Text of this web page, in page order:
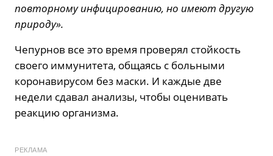
повторному инфицированию, но имеют другую
природу».
Чепурнов все это время проверял стойкость
своего иммунитета, общаясь с больными
коронавирусом без маски. И каждые две
недели сдавал анализы, чтобы оценивать
реакцию организма.
РЕКЛАМА